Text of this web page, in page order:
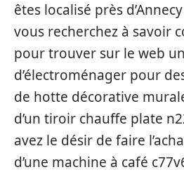
êtes localisé près
vous recherchez à savoir
pour trouver sur le web
d’électroménager pour
de hotte décorative
d’un tiroir chauffe plate
avez le désir de faire
d’une machine à café